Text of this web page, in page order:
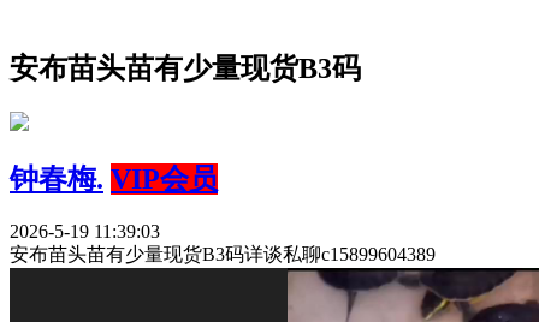
安布苗头苗有少量现货B3码
钟春梅. VIP会员
2026-5-19 11:39:03
安布苗头苗有少量现货B3码详谈私聊c15899604389